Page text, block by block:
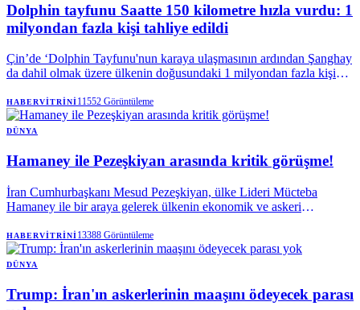
Dolphin tayfunu Saatte 150 kilometre hızla vurdu: 1
milyondan fazla kişi tahliye edildi
Çin’de ‘Dolphin Tayfunu'nun karaya ulaşmasının ardından Şanghay
da dahil olmak üzere ülkenin doğusundaki 1 milyondan fazla kişi
HABERVITRINI11552 Görüntüleme
DÜNYA
Hamaney ile Pezeşkiyan arasında kritik görüşme!
İran Cumhurbaşkanı Mesud Pezeşkiyan, ülke Lideri Mücteba
Hamaney ile bir araya gelerek ülkenin ekonomik ve askeri
HABERVITRINI13388 Görüntüleme
DÜNYA
Trump: İran'ın askerlerinin maaşını ödeyecek parası